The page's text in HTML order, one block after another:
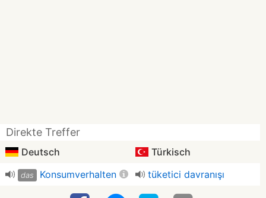
Direkte Treffer
Deutsch Türkisch
das Konsumverhalten tüketici davranışı